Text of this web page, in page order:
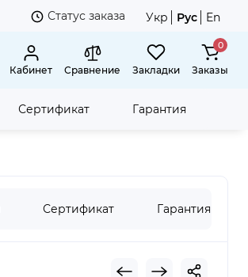
Статус заказа Укр Рус En
Кабинет Сравнение Закладки
0
Заказы
Сертификат Гарантия
Сертификат Гарантия